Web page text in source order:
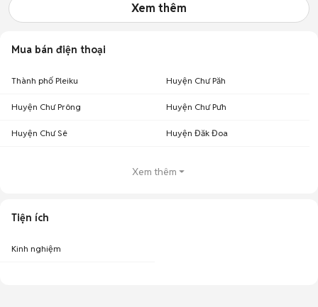
Xem thêm
Mua bán điện thoại
Thành phố Pleiku Huyện Chư Păh
Huyện Chư Prông Huyện Chư Pưh
Huyện Chư Sê Huyện Đăk Đoa
Xem thêm
Tiện ích
Kinh nghiệm